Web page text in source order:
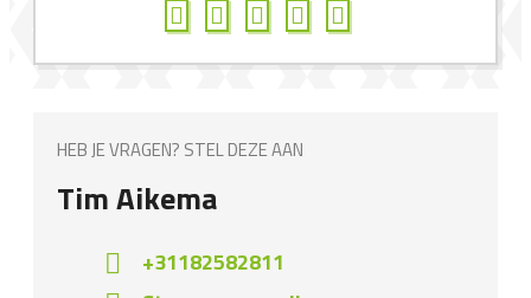
HEB JE VRAGEN? STEL DEZE AAN
Tim Aikema
+31182582811